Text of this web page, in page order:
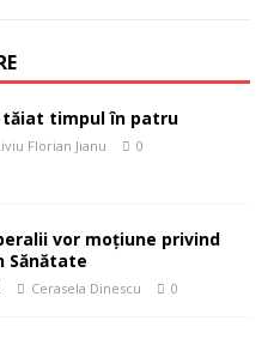
tăiat timpul în patru
Florian Jianu 0
vor moţiune privind
Sănătate
Cerasela Dinescu 0